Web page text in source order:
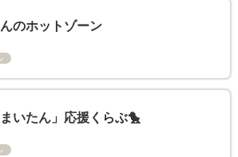
のホットゾーン
いたん」応援くらぶ🐤